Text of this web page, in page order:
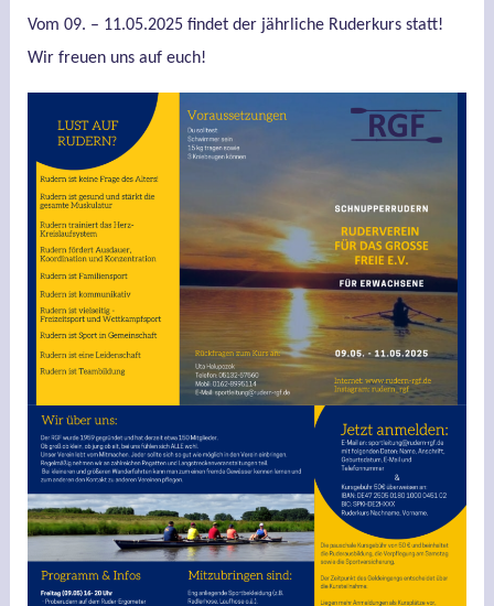
Vom 09. – 11.05.2025 findet der jährliche Ruderkurs statt!
Wir freuen uns auf euch!